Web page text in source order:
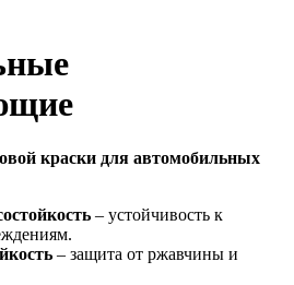
краски для автомобильных
– устойчивость к
– защита от ржавчины и